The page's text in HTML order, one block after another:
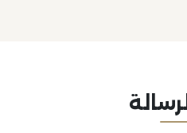
الرسالة